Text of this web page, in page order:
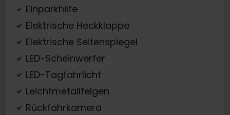
Einparkhilfe
Elektrische Heckklappe
Elektrische Seitenspiegel
LED-Scheinwerfer
LED-Tagfahrlicht
Leichtmetallfelgen
Rückfahrkamera